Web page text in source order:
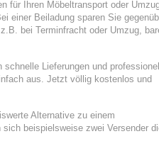
für Ihren Möbeltransport oder
einer Beiladung sparen Sie
bei Terminfracht oder Umzug,
Lieferungen und
aus. Jetzt völlig kostenlos und
Alternative zu einem
beispielsweise zwei Versender